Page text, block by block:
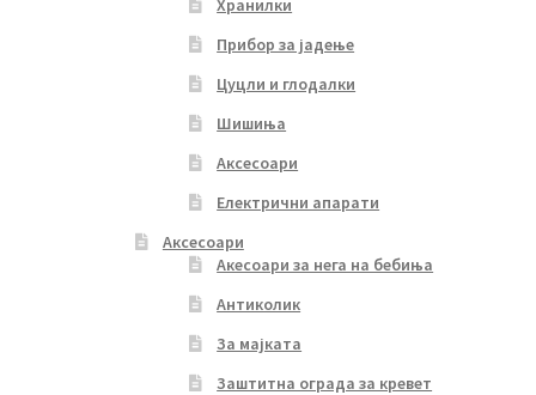
Хранилки
Прибор за јадење
Цуцли и глодалки
Шишиња
Аксесоари
Електрични апарати
Аксесоари
Акесоари за нега на бебиња
Антиколик
За мајката
Заштитна ограда за кревет